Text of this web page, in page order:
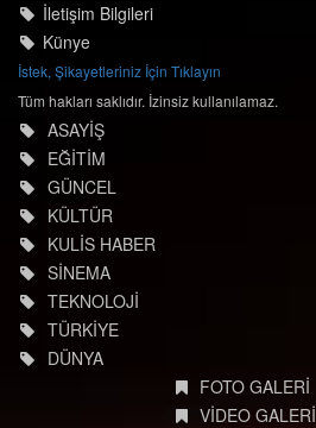
İletişim Bilgileri
Künye
İstek, Şikayetleriniz İçin Tıklayın
Tüm hakları saklıdır. İzinsiz kullanılamaz.
ASAYİŞ
EĞİTİM
GÜNCEL
KÜLTÜR
KULİS HABER
SİNEMA
TEKNOLOJİ
TÜRKİYE
DÜNYA
FOTO GALERİ
VİDEO GALERİ